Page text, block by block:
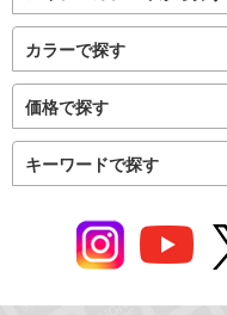
カラーで探す
価格で探す
キーワードで探す